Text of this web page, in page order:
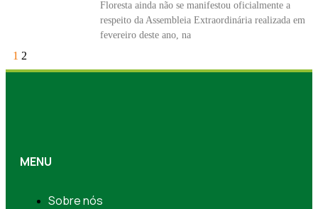
Floresta ainda não se manifestou oficialmente a
respeito da Assembleia Extraordinária realizada em
fevereiro deste ano, na
1 2
MENU
Sobre nós